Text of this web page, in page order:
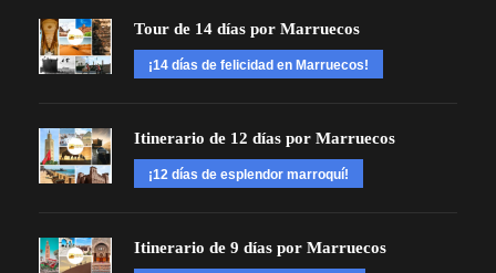
Tour de 14 días por Marruecos
¡14 días de felicidad en Marruecos!
Itinerario de 12 días por Marruecos
¡12 días de esplendor marroquí!
Itinerario de 9 días por Marruecos